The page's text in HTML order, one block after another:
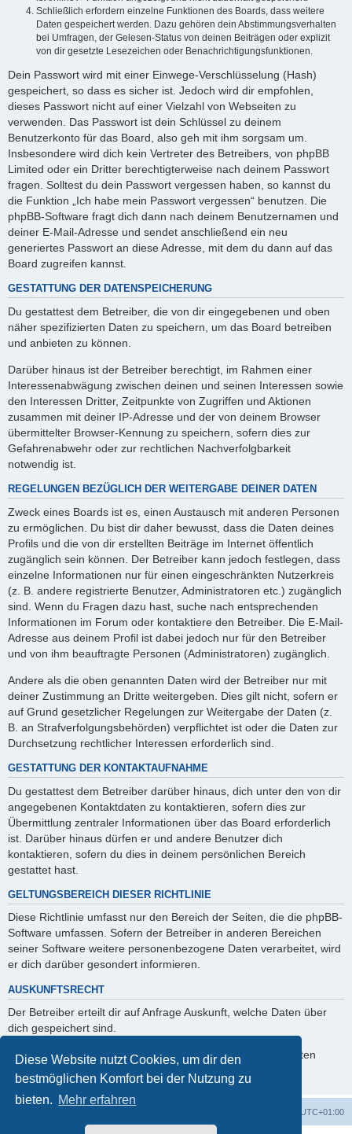
Diese Website nutzt Cookies, um dir den
bestmöglichen Komfort bei der Nutzung zu
bieten. Mehr erfahren
Schließlich erfordern einzelne Funktionen des Boards, dass weitere
Daten gespeichert werden. Dazu gehören dein Abstimmungsverhalten
bei Umfragen, der Gelesen-Status von deinen Beiträgen oder explizit
von dir gesetzte Lesezeichen oder Benachrichtigungsfunktionen.
Dein Passwort wird mit einer Einwege-Verschlüsselung (Hash)
gespeichert, so dass es sicher ist. Jedoch wird dir empfohlen,
dieses Passwort nicht auf einer Vielzahl von Webseiten zu
verwenden. Das Passwort ist dein Schlüssel zu deinem
Benutzerkonto für das Board, also geh mit ihm sorgsam um.
Insbesondere wird dich kein Vertreter des Betreibers, von phpBB
Limited oder ein Dritter berechtigterweise nach deinem Passwort
fragen. Solltest du dein Passwort vergessen haben, so kannst du
die Funktion „Ich habe mein Passwort vergessen“ benutzen. Die
phpBB-Software fragt dich dann nach deinem Benutzernamen und
deiner E-Mail-Adresse und sendet anschließend ein neu
generiertes Passwort an diese Adresse, mit dem du dann auf das
Board zugreifen kannst.
GESTATTUNG DER DATENSPEICHERUNG
Du gestattest dem Betreiber, die von dir eingegebenen und oben
näher spezifizierten Daten zu speichern, um das Board betreiben
und anbieten zu können.
Darüber hinaus ist der Betreiber berechtigt, im Rahmen einer
Interessenabwägung zwischen deinen und seinen Interessen sowie
den Interessen Dritter, Zeitpunkte von Zugriffen und Aktionen
zusammen mit deiner IP-Adresse und der von deinem Browser
übermittelter Browser-Kennung zu speichern, sofern dies zur
Gefahrenabwehr oder zur rechtlichen Nachverfolgbarkeit
notwendig ist.
REGELUNGEN BEZÜGLICH DER WEITERGABE DEINER DATEN
Zweck eines Boards ist es, einen Austausch mit anderen Personen
zu ermöglichen. Du bist dir daher bewusst, dass die Daten deines
Profils und die von dir erstellten Beiträge im Internet öffentlich
zugänglich sein können. Der Betreiber kann jedoch festlegen, dass
einzelne Informationen nur für einen eingeschränkten Nutzerkreis
(z. B. andere registrierte Benutzer, Administratoren etc.) zugänglich
sind. Wenn du Fragen dazu hast, suche nach entsprechenden
Informationen im Forum oder kontaktiere den Betreiber. Die E-Mail-
Adresse aus deinem Profil ist dabei jedoch nur für den Betreiber
und von ihm beauftragte Personen (Administratoren) zugänglich.
Andere als die oben genannten Daten wird der Betreiber nur mit
deiner Zustimmung an Dritte weitergeben. Dies gilt nicht, sofern er
auf Grund gesetzlicher Regelungen zur Weitergabe der Daten (z.
B. an Strafverfolgungsbehörden) verpflichtet ist oder die Daten zur
Durchsetzung rechtlicher Interessen erforderlich sind.
GESTATTUNG DER KONTAKTAUFNAHME
Du gestattest dem Betreiber darüber hinaus, dich unter den von dir
angegebenen Kontaktdaten zu kontaktieren, sofern dies zur
Übermittlung zentraler Informationen über das Board erforderlich
ist. Darüber hinaus dürfen er und andere Benutzer dich
kontaktieren, sofern du dies in deinem persönlichen Bereich
gestattet hast.
GELTUNGSBEREICH DIESER RICHTLINIE
Diese Richtlinie umfasst nur den Bereich der Seiten, die die phpBB-
Software umfassen. Sofern der Betreiber in anderen Bereichen
seiner Software weitere personenbezogene Daten verarbeitet, wird
er dich darüber gesondert informieren.
AUSKUNFTSRECHT
Der Betreiber erteilt dir auf Anfrage Auskunft, welche Daten über
dich gespeichert sind.
Du kannst jederzeit die Löschung bzw. Sperrung deiner Daten
verlangen. Kontaktiere hierzu bitte den Betreiber.
UTC+01:00